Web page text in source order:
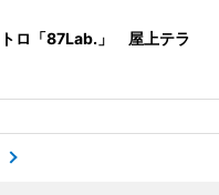
ロ「87Lab.」 屋上テラ